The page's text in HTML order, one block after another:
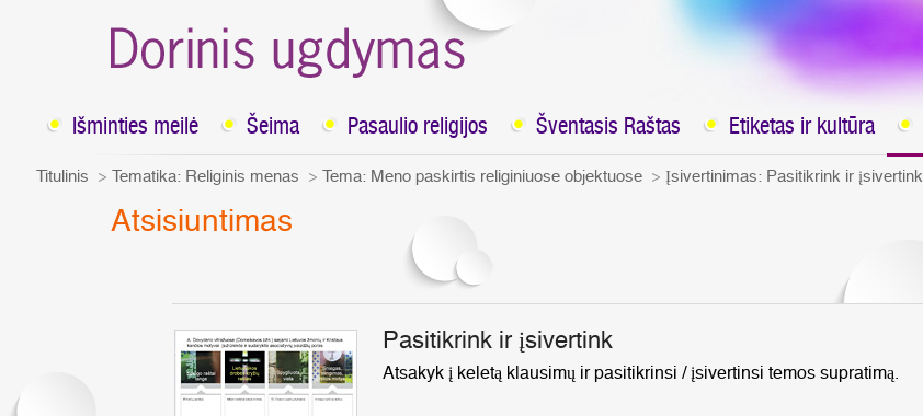
Išminties meilė Šeima Pasaulio religijos Šventasis Raštas Etiketas ir kultūra
Titulinis Tematika: Religinis menas Tema: Meno paskirtis religiniuose objektuose Įsivertinimas: Pasitikrink ir įsivertink
Atsisiuntimas
Pasitikrink ir įsivertink
Atsakyk į keletą klausimų ir pasitikrinsi / įsivertinsi temos supratimą.